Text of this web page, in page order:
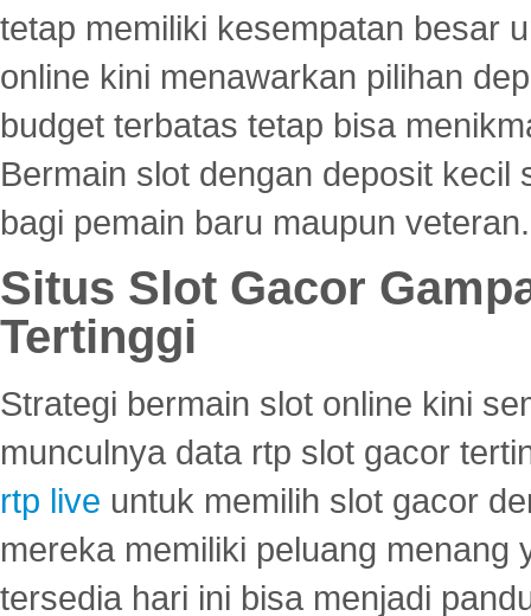
tetap memiliki kesempatan besar
online kini menawarkan pilihan
budget terbatas tetap bisa
Bermain slot dengan deposit
bagi pemain baru maupun veteran.
Situs Slot Gacor
Tertinggi
Strategi bermain slot online kini
munculnya data rtp slot gacor
rtp live untuk memilih slot gacor
mereka memiliki peluang menang
tersedia hari ini bisa menjadi